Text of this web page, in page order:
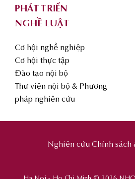
PHÁT TRIỂN
NGHỀ LUẬT
Cơ hội nghề nghiệp
Cơ hội thực tập
Đào tạo nội bộ
Thư viện nội bộ & Phương
pháp nghiên cứu
Nghiên cứu Chính sách